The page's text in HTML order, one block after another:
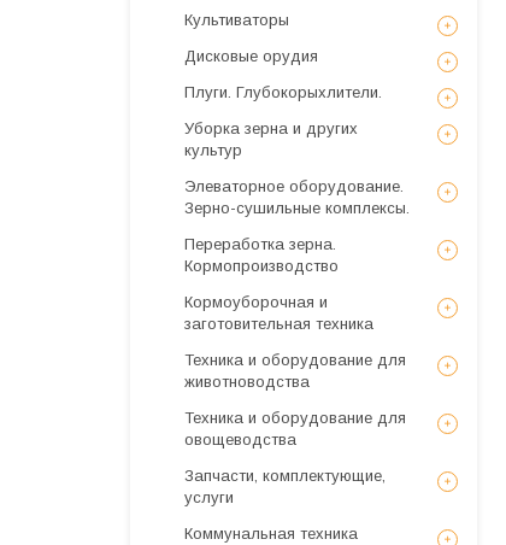
Культиваторы
Дисковые орудия
Плуги. Глубокорыхлители.
Уборка зерна и других
культур
Элеваторное оборудование.
Зерно-сушильные комплексы.
Переработка зерна.
Кормопроизводство
Кормоуборочная и
заготовительная техника
Техника и оборудование для
животноводства
Техника и оборудование для
овощеводства
Запчасти, комплектующие,
услуги
Коммунальная техника